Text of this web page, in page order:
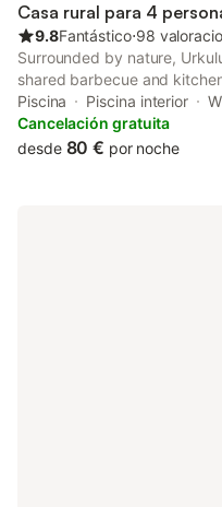
Casa rural para 4
9.8Fantástico⋅98
Surrounded by nature,
shared barbecue and
Located in Arechavaleta,
Urtegia Reservoir.
Piscina Piscina interior
Cancelación gratuita
desde 80 € por noche